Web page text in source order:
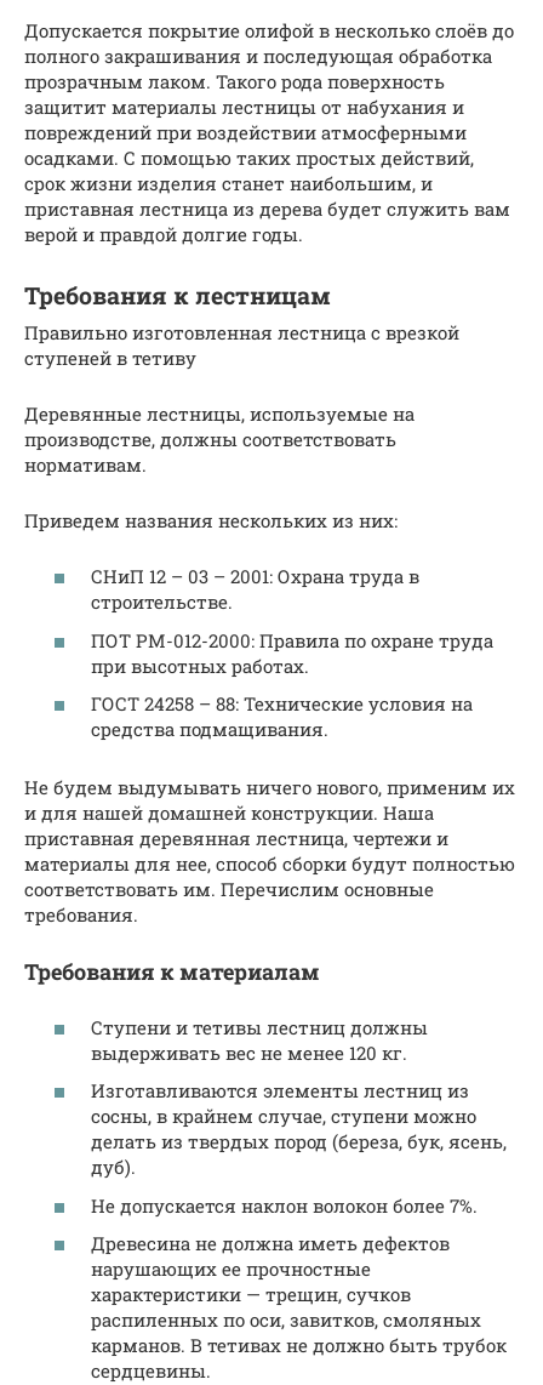
Допускается покрытие олифой в несколько слоёв до
полного закрашивания и последующая обработка
прозрачным лаком. Такого рода поверхность
защитит материалы лестницы от набухания и
повреждений при воздействии атмосферными
осадками. С помощью таких простых действий,
срок жизни изделия станет наибольшим, и
приставная лестница из дерева будет служить вам
верой и правдой долгие годы.
Требования к лестницам
Правильно изготовленная лестница с врезкой
ступеней в тетиву
Деревянные лестницы, используемые на
производстве, должны соответствовать
нормативам.
Приведем названия нескольких из них:
СНиП 12 – 03 – 2001: Охрана труда в
строительстве.
ПОТ РМ-012-2000: Правила по охране труда
при высотных работах.
ГОСТ 24258 – 88: Технические условия на
средства подмащивания.
Не будем выдумывать ничего нового, применим их
и для нашей домашней конструкции. Наша
приставная деревянная лестница, чертежи и
материалы для нее, способ сборки будут полностью
соответствовать им. Перечислим основные
требования.
Требования к материалам
Ступени и тетивы лестниц должны
выдерживать вес не менее 120 кг.
Изготавливаются элементы лестниц из
сосны, в крайнем случае, ступени можно
делать из твердых пород (береза, бук, ясень,
дуб).
Не допускается наклон волокон более 7%.
Древесина не должна иметь дефектов
нарушающих ее прочностные
характеристики — трещин, сучков
распиленных по оси, завитков, смоляных
карманов. В тетивах не должно быть трубок
сердцевины.